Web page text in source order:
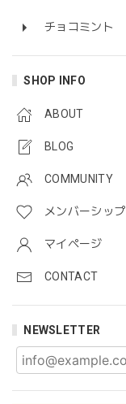
チョコミント
SHOP INFO
ABOUT
BLOG
COMMUNITY
メンバーシップ
マイページ
CONTACT
NEWSLETTER